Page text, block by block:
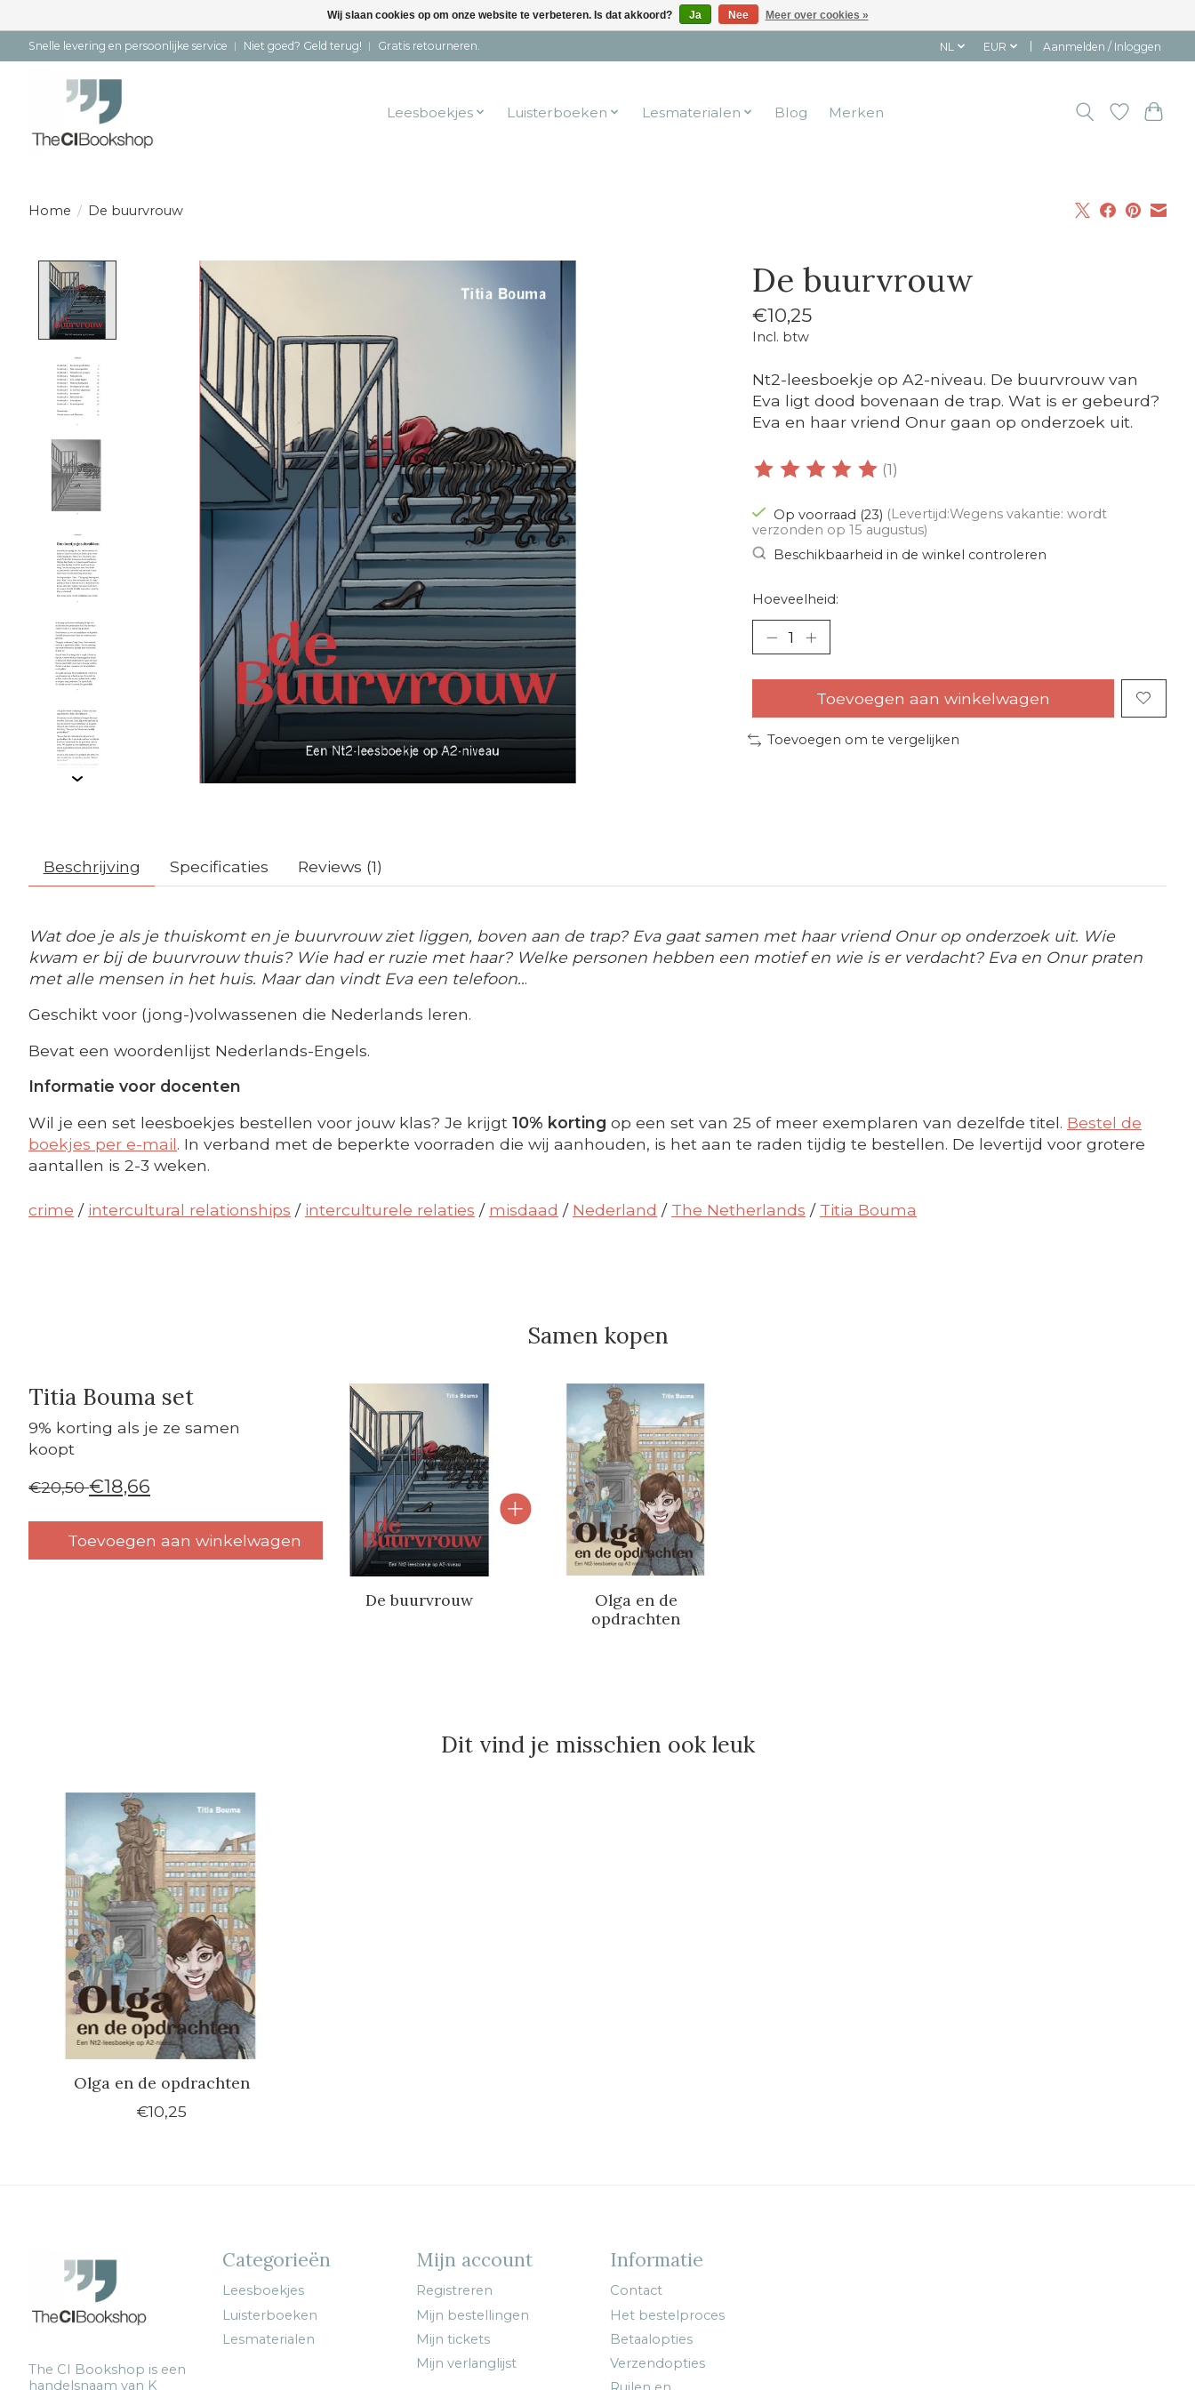
Snelle levering en persoonlijke service ︱ Niet goed? Geld terug! ︱ Gratis retourneren. NL EUR Aanmelden / Inloggen
Leesboekjes Luisterboeken Lesmaterialen Blog Merken
Home / De buurvrouw
Product image slideshow Items De buurvrouw
€10,25
Incl. btw
Nt2-leesboekje op A2-niveau. De buurvrouw van
Eva ligt dood bovenaan de trap. Wat is er gebeurd?
Eva en haar vriend Onur gaan op onderzoek uit.
De beoordeling van dit product is
(1)
Op voorraad (23) (Levertijd:Wegens vakantie: wordt
verzonden op 15 augustus)
Beschikbaarheid in de winkel controleren
Hoeveelheid:
Toevoegen aan winkelwagen
Toevoegen om te vergelijken
Beschrijving Specificaties Reviews (1)
Wat doe je als je thuiskomt en je buurvrouw ziet liggen, boven aan de trap? Eva gaat samen met haar vriend Onur op onderzoek uit. Wie
kwam er bij de buurvrouw thuis? Wie had er ruzie met haar? Welke personen hebben een motief en wie is er verdacht? Eva en Onur praten
met alle mensen in het huis. Maar dan vindt Eva een telefoon...
Geschikt voor (jong-)volwassenen die Nederlands leren.
Bevat een woordenlijst Nederlands-Engels.
Informatie voor docenten
Wil je een set leesboekjes bestellen voor jouw klas? Je krijgt 10% korting op een set van 25 of meer exemplaren van dezelfde titel. Bestel de
boekjes per e-mail. In verband met de beperkte voorraden die wij aanhouden, is het aan te raden tijdig te bestellen. De levertijd voor grotere
aantallen is 2-3 weken.
crime / intercultural relationships / interculturele relaties / misdaad / Nederland / The Netherlands / Titia Bouma
Samen kopen
Titia Bouma set
9% korting als je ze samen
koopt
€20,50€18,66
Toevoegen aan winkelwagen
Carrousel van gebundelde producten
De buurvrouw
Olga en de
opdrachten
Dit vind je misschien ook leuk
Items van productcarrousel
Olga en de opdrachten
€10,25
The CI Bookshop is een
handelsnaam van K
Categorieën
Leesboekjes
Luisterboeken
Lesmaterialen
Mijn account
Registreren
Mijn bestellingen
Mijn tickets
Mijn verlanglijst
Informatie
Contact
Het bestelproces
Betaalopties
Verzendopties
Wij slaan cookies op om onze website te verbeteren. Is dat akkoord? Ja Nee Meer over cookies »